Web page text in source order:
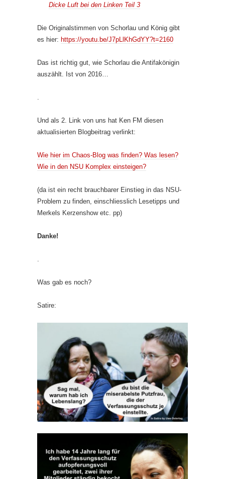
Dicke Luft bei den Linken Teil 3
Die Originalstimmen von Schorlau und König gibt
es hier: https://youtu.be/J7pLlKhGdYY?t=2160
Das ist richtig gut, wie Schorlau die Antifakönigin
auszählt. Ist von 2016…
Und als 2. Link von uns hat Ken FM diesen
aktualisierten Blogbeitrag verlinkt:
Wie hier im Chaos-Blog was finden? Was lesen?
Wie in den NSU Komplex einsteigen?
(da ist ein recht brauchbarer Einstieg in das NSU-
Problem zu finden, einschliesslich Lesetipps und
Merkels Kerzenshow etc. pp)
Danke!
Was gab es noch?
Satire: